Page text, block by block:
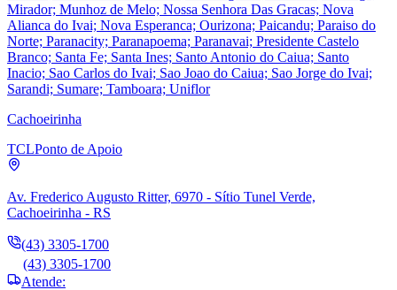
Mirador; Munhoz de Melo; Nossa Senhora Das Gracas; Nova
Alianca do Ivai; Nova Esperanca; Ourizona; Paicandu; Paraiso do
Norte; Paranacity; Paranapoema; Paranavai; Presidente Castelo
Branco; Santa Fe; Santa Ines; Santo Antonio do Caiua; Santo
Inacio; Sao Carlos do Ivai; Sao Joao do Caiua; Sao Jorge do Ivai;
Sarandi; Sumare; Tamboara; Uniflor
Cachoeirinha
TCLPonto de Apoio
Av. Frederico Augusto Ritter, 6970 - Sítio Tunel Verde,
Cachoeirinha - RS
(43) 3305-1700
(43) 3305-1700
Atende: